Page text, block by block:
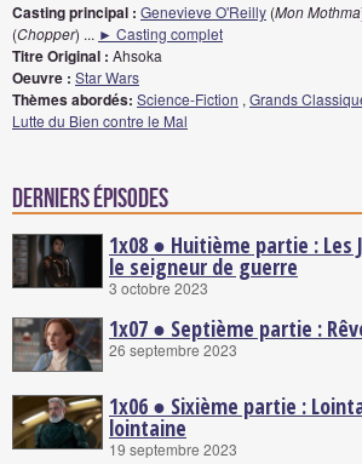
Casting principal : Genevieve O'Reilly (Mon Mothma
(Chopper) ... ► Casting complet
Titre Original : Ahsoka
Oeuvre : Star Wars
Thèmes abordés: Science-Fiction , Grands
Lutte du Bien contre le Mal
Derniers épisodes
1x08 ● Huitième partie : Les
le seigneur de guerre
3 octobre 2023
1x07 ● Septième partie :
26 septembre 2023
1x06 ● Sixième partie :
lointaine
19 septembre 2023